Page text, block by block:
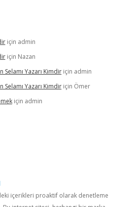
için admin
için Nazan
Selamı Yazarı Kimdiriçin admin
Selamı Yazarı Kimdiriçin Ömer
için admin
içerikleri proaktif olarak denetleme